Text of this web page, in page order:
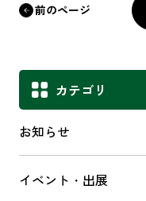
前のページ
カテゴリ
お知らせ
イベント・出展